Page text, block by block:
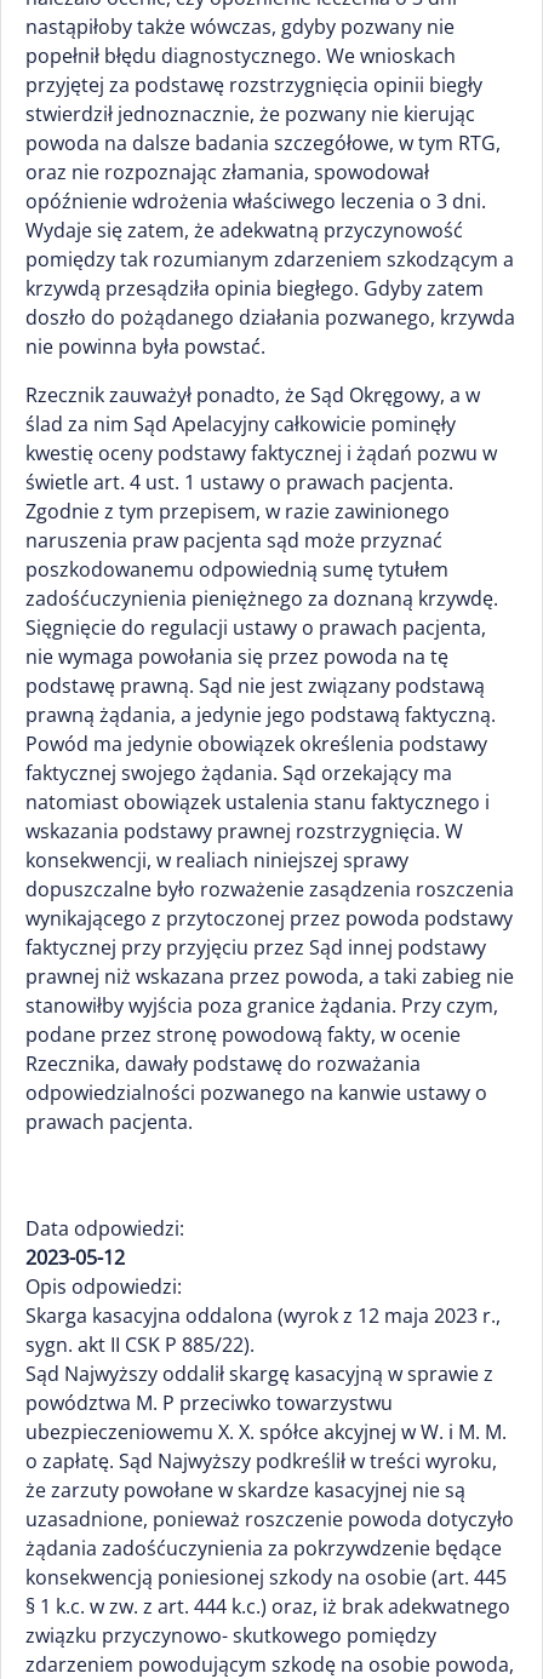
nastąpiłoby także wówczas, gdyby pozwany nie
popełnił błędu diagnostycznego. We wnioskach
przyjętej za podstawę rozstrzygnięcia opinii biegły
stwierdził jednoznacznie, że pozwany nie kierując
powoda na dalsze badania szczegółowe, w tym RTG,
oraz nie rozpoznając złamania, spowodował
opóźnienie wdrożenia właściwego leczenia o 3 dni.
Wydaje się zatem, że adekwatną przyczynowość
pomiędzy tak rozumianym zdarzeniem szkodzącym a
krzywdą przesądziła opinia biegłego. Gdyby zatem
doszło do pożądanego działania pozwanego, krzywda
nie powinna była powstać.
Rzecznik zauważył ponadto, że Sąd Okręgowy, a w
ślad za nim Sąd Apelacyjny całkowicie pominęły
kwestię oceny podstawy faktycznej i żądań pozwu w
świetle art. 4 ust. 1 ustawy o prawach pacjenta.
Zgodnie z tym przepisem, w razie zawinionego
naruszenia praw pacjenta sąd może przyznać
poszkodowanemu odpowiednią sumę tytułem
zadośćuczynienia pieniężnego za doznaną krzywdę.
Sięgnięcie do regulacji ustawy o prawach pacjenta,
nie wymaga powołania się przez powoda na tę
podstawę prawną. Sąd nie jest związany podstawą
prawną żądania, a jedynie jego podstawą faktyczną.
Powód ma jedynie obowiązek określenia podstawy
faktycznej swojego żądania. Sąd orzekający ma
natomiast obowiązek ustalenia stanu faktycznego i
wskazania podstawy prawnej rozstrzygnięcia. W
konsekwencji, w realiach niniejszej sprawy
dopuszczalne było rozważenie zasądzenia roszczenia
wynikającego z przytoczonej przez powoda podstawy
faktycznej przy przyjęciu przez Sąd innej podstawy
prawnej niż wskazana przez powoda, a taki zabieg nie
stanowiłby wyjścia poza granice żądania. Przy czym,
podane przez stronę powodową fakty, w ocenie
Rzecznika, dawały podstawę do rozważania
odpowiedzialności pozwanego na kanwie ustawy o
prawach pacjenta.
Data odpowiedzi:
2023-05-12
Opis odpowiedzi:
Skarga kasacyjna oddalona (wyrok z 12 maja 2023 r.,
sygn. akt II CSK P 885/22).
Sąd Najwyższy oddalił skargę kasacyjną w sprawie z
powództwa M. P przeciwko towarzystwu
ubezpieczeniowemu X. X. spółce akcyjnej w W. i M. M.
o zapłatę. Sąd Najwyższy podkreślił w treści wyroku,
że zarzuty powołane w skardze kasacyjnej nie są
uzasadnione, ponieważ roszczenie powoda dotyczyło
żądania zadośćuczynienia za pokrzywdzenie będące
konsekwencją poniesionej szkody na osobie (art. 445
§ 1 k.c. w zw. z art. 444 k.c.) oraz, iż brak adekwatnego
związku przyczynowo- skutkowego pomiędzy
zdarzeniem powodującym szkodę na osobie powoda,